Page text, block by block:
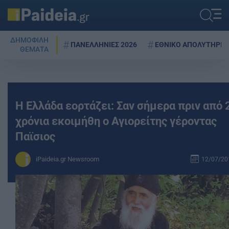
ΔΗΜΟΦΙΛΗ
ΘΕΜΑΤΑ
ΠΑΝΕΛΛΗΝΙΕΣ 2026 ΕΘΝΙΚΟ ΑΠΟΛΥΤΗΡΙΟ
Η Ελλάδα εορτάζει: Σαν σήμερα πριν από
χρόνια εκοιμήθη ο Αγιορείτης γέροντας
Παϊσιος
iPaideia.gr Newsroom 12/07/